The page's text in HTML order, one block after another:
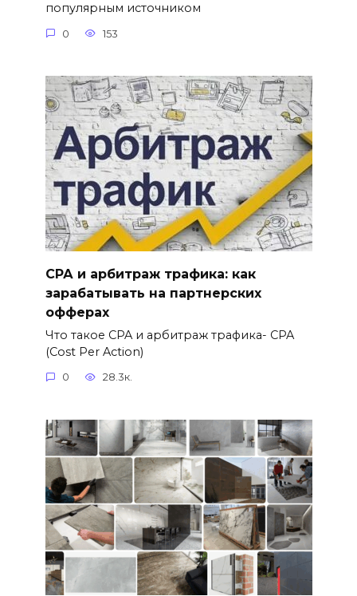
популярным источником
0 153
СРА и арбитраж трафика: как
зарабатывать на партнерских
офферах
Что такое CPA и арбитраж трафика- CPA
(Cost Per Action)
0 28.3к.